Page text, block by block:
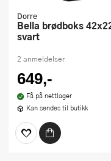
Dorre
Bella brødboks 42x22,5x16,5 cm
svart
2 anmeldelser
649,-
Få på nettlager
Kan sendes til butikk